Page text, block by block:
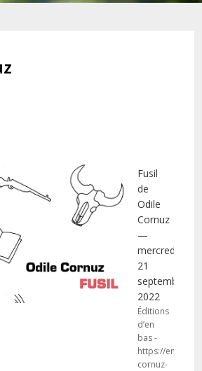
Fusil
de
Odile
Cornuz
—
mercredi
21
septembre
2022
Éditions
d’en
bas -
https://
cornuz-